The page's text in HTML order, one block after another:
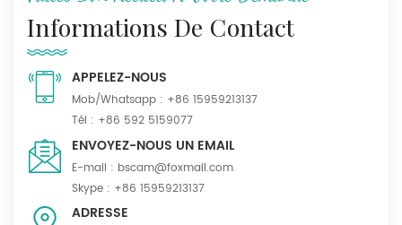
Informations De Contact
APPELEZ-NOUS
Mob/Whatsapp : +86 15959213137
Tél : +86 592 5159077
ENVOYEZ-NOUS UN EMAIL
E-mail : bscam@foxmail.com
Skype : +86 15959213137
ADRESSE